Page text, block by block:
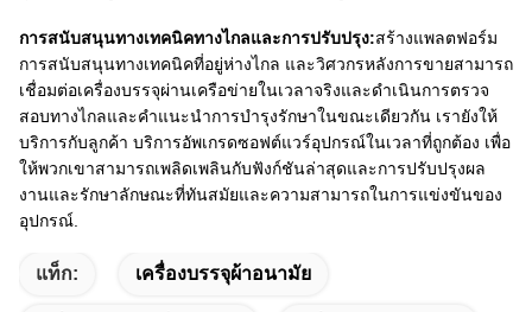
การสนับสนุนทางเทคนิคทางไกลและการปรับปรุง:สร้างแพลตฟอร์ม
การสนับสนุนทางเทคนิคที่อยู่ห่างไกล และวิศวกรหลังการขายสามารถ
เชื่อมต่อเครื่องบรรจุผ่านเครือข่ายในเวลาจริงและดําเนินการตรวจ
สอบทางไกลและคําแนะนําการบํารุงรักษาในขณะเดียวกัน เรายังให้
บริการกับลูกค้า บริการอัพเกรดซอฟต์แวร์อุปกรณ์ในเวลาที่ถูกต้อง เพื่อ
ให้พวกเขาสามารถเพลิดเพลินกับฟังก์ชันล่าสุดและการปรับปรุงผล
งานและรักษาลักษณะที่ทันสมัยและความสามารถในการแข่งขันของ
อุปกรณ์.
แท็ก: เครื่องบรรจุผ้าอนามัย